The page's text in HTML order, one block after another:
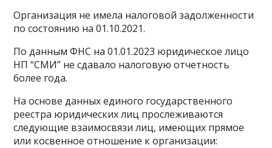
Организация не имела налоговой задолженности
по состоянию на 01.10.2021.
По данным ФНС на 01.01.2023 юридическое лицо
НП “СМИ” не сдавало налоговую отчетность
более года.
На основе данных единого государственного
реестра юридических лиц прослеживаются
следующие взаимосвязи лиц, имеющих прямое
или косвенное отношение к организации: